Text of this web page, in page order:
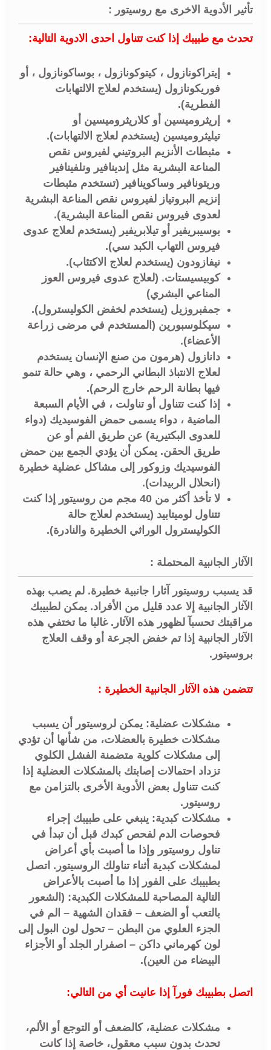
تأثير الأدوية الاخرى مع روسيتور :
تحدث مع طبيبك إذا كنت تتناول احدى الادوية التالية:
إيتراكونازول ، كيتوكونازول ، بوساكونازول ، أو
فوريكونازول (يستخدم لعلاج الالتهابات
الفطرية).
إريثروميسين أو كلاريثروميسين أو
تيليثروميسين (يستخدم لعلاج الالتهابات).
مثبطات الأنزيم البروتيني لفيروس نقص
المناعة البشرية مثل إندينافير ونلفينافير
وريتونافير وساكوينافير (تستخدم مثبطات
إنزيم البروتياز لفيروس نقص المناعة البشرية
لعدوى فيروس نقص المناعة البشرية).
بوسيبريفير أو تيلابريفير (يستخدم لعلاج عدوى
فيروس التهاب الكبد سي).
نيفازودون (يستخدم لعلاج الاكتئاب).
كوبيسيستات. (لعلاج عدوى فيروس العوز
المناعي البشري)
جمفبروزيل (يستخدم لخفض الكوليسترول).
سيكلوسبورين (المستخدم في مرضى زراعة
الأعضاء).
دانازول (هرمون من صنع الإنسان يستخدم
لعلاج الانتباذ البطاني الرحمي ، وهي حالة تنمو
فيها بطانة الرحم خارج الرحم).
إذا كنت تتناول أو تناولت ، في الأيام السبعة
الماضية ، دواء يسمى حمض الفوسيديك (دواء
للعدوى البكتيرية) عن طريق الفم أو عن
طريق الحقن. يمكن أن يؤدي الجمع بين حمض
الفوسيديك وزوكور إلى مشاكل عضلية خطيرة
(انحلال الربيدات).
لا تأخذ أكثر من 40 مجم من روسيتور إذا كنت
تتناول لوميتابيد (يستخدم لعلاج حالة
الكوليسترول الوراثي الخطيرة والنادرة).
الآثار الجانبية المحتملة :
قد يسبب روسيتور آثارا جانبية خطيرة. لم يصب بهذه
الآثار الجانبية إلا عدد قليل من الأفراد. يمكن لطبيبك
مراقبتك تحسبآ لظهور هذه الآثار. غالبا ما تختفي هذه
الآثار الجانبية إذا تم خفض الجرعة أو وقف العلاج
بروسيتور.
تتضمن هذه الآثار الجانبية الخطيرة :
مشكلات عضلية: يمكن لروسيتور أن يسبب
مشكلات خطيرة بالعضلات، من شأنها أن تؤدي
إلى مشكلات كلوية متضمنة الفشل الكلوي
تزداد احتمالات إصابتك بالمشكلات العضلية إذا
كنت تتناول بعض الأدوية الأخرى بالتزامن مع
روسيتور.
مشكلات كبدية: ينبغي على طبيبك إجراء
فحوصات الدم لفحص كبدك قبل أن تبدأ في
تناول روسيتور وإذا ما أصبت بأي أعراض
لمشكلات كبدية أثناء تناولك الروسيتور. اتصل
بطبيبك على الفور إذا ما أصبت بالأعراض
التالية المصاحبة للمشكلات الكبدية: (الشعور
بالتعب أو الضعف – فقدان الشهية – الم في
الجزء العلوي من البطن – تحول لون البول إلى
لون كهرماني داكن – اصفرار الجلد أو الأجزاء
البيضاء من العين).
اتصل بطبيبك فورآ إذا عانيت أي من التالي:
مشکلات عضلية، كالضعف أو التوجع أو الألم،
تحدث بدون سبب معقول، خاصة إذا كانت